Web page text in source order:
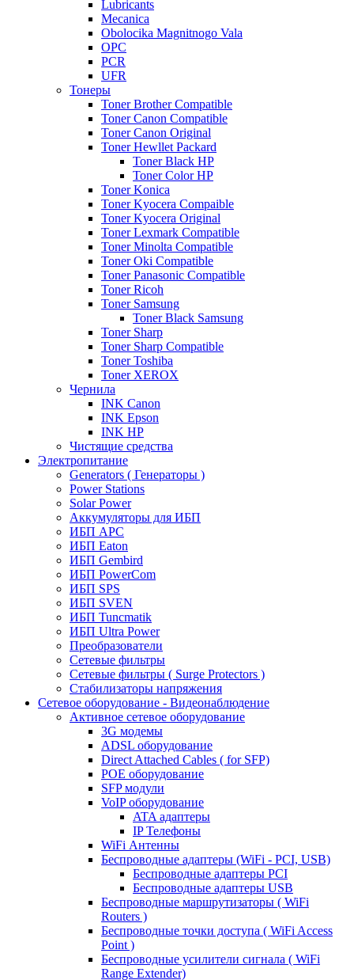
Lubricants
Mecanica
Obolocika Magnitnogo Vala
OPC
PCR
UFR
Тонеры
Toner Brother Compatible
Toner Canon Compatible
Toner Canon Original
Toner Hewllet Packard
Toner Black HP
Toner Color HP
Toner Konica
Toner Kyocera Compaible
Toner Kyocera Original
Toner Lexmark Compatible
Toner Minolta Compatible
Toner Oki Compatible
Toner Panasonic Compatible
Toner Ricoh
Toner Samsung
Toner Black Samsung
Toner Sharp
Toner Sharp Compatible
Toner Toshiba
Toner XEROX
Чернила
INK Canon
INK Epson
INK HP
Чистящие средства
Электропитание
Generators ( Генераторы )
Power Stations
Solar Power
Аккумуляторы для ИБП
ИБП APC
ИБП Eaton
ИБП Gembird
ИБП PowerCom
ИБП SPS
ИБП SVEN
ИБП Tuncmatik
ИБП Ultra Power
Преобразователи
Сетевые фильтры
Сетевые фильтры ( Surge Protectors )
Стабилизаторы напряжения
Сетевое оборудование - Видеонаблюдение
Активное сетевое оборудование
3G модемы
ADSL оборудование
Direct Attached Cables ( for SFP)
POE оборудование
SFP модули
VoIP оборудование
ATA адаптеры
IP Телефоны
WiFi Антенны
Беспроводные адаптеры (WiFi - PCI, USB)
Беспроводные адаптеры PCI
Беспроводные адаптеры USB
Беспроводные маршрутизаторы ( WiFi
Routers )
Беспроводные точки доступа ( WiFi Access
Point )
Беспроводные усилители сигнала ( WiFi
Range Extender)